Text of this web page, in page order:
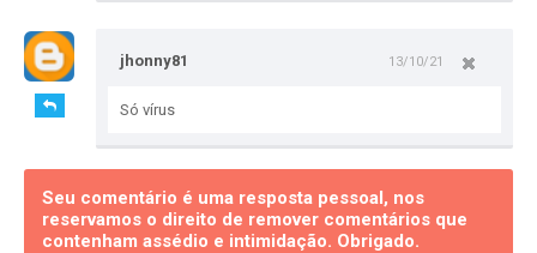
jhonny81 13/10/21
Só vírus
Seu comentário é uma resposta pessoal, nos
reservamos o direito de remover comentários que
contenham assédio e intimidação. Obrigado.